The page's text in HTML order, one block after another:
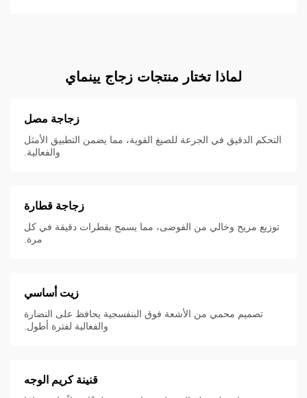
لماذا تختار منتجات زجاج يينماي
زجاجة مصل
التحكم الدقيق في الجرعة للصيغ القوية، مما يضمن التطبيق الأمثل
والفعالية.
زجاجة قطارة
توزيع مريح وخالي من الفوضى، مما يسمح بقطرات دقيقة في كل
مرة.
زيت أساسي
تصميم محمي من الأشعة فوق البنفسجية يحافظ على النضارة
والفعالية لفترة أطول.
قنينة كريم الوجه